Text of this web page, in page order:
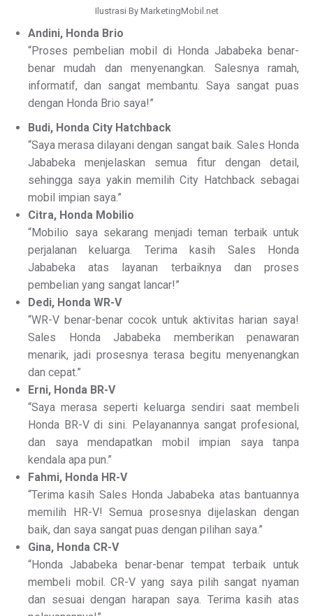
Ilustrasi By MarketingMobil.net
Andini, Honda Brio
“Proses pembelian mobil di Honda Jababeka benar-
benar mudah dan menyenangkan. Salesnya ramah,
informatif, dan sangat membantu. Saya sangat puas
dengan Honda Brio saya!”
Budi, Honda City Hatchback
“Saya merasa dilayani dengan sangat baik. Sales Honda
Jababeka menjelaskan semua fitur dengan detail,
sehingga saya yakin memilih City Hatchback sebagai
mobil impian saya.”
Citra, Honda Mobilio
“Mobilio saya sekarang menjadi teman terbaik untuk
perjalanan keluarga. Terima kasih Sales Honda
Jababeka atas layanan terbaiknya dan proses
pembelian yang sangat lancar!”
Dedi, Honda WR-V
“WR-V benar-benar cocok untuk aktivitas harian saya!
Sales Honda Jababeka memberikan penawaran
menarik, jadi prosesnya terasa begitu menyenangkan
dan cepat.”
Erni, Honda BR-V
“Saya merasa seperti keluarga sendiri saat membeli
Honda BR-V di sini. Pelayanannya sangat profesional,
dan saya mendapatkan mobil impian saya tanpa
kendala apa pun.”
Fahmi, Honda HR-V
“Terima kasih Sales Honda Jababeka atas bantuannya
memilih HR-V! Semua prosesnya dijelaskan dengan
baik, dan saya sangat puas dengan pilihan saya.”
Gina, Honda CR-V
“Honda Jababeka benar-benar tempat terbaik untuk
membeli mobil. CR-V yang saya pilih sangat nyaman
dan sesuai dengan harapan saya. Terima kasih atas